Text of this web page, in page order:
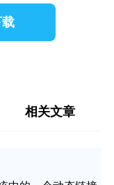
相关文章